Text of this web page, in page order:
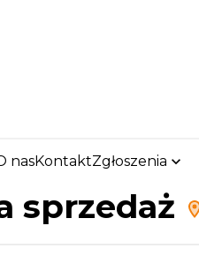
nasKontaktZgłoszenia
Sprzedaż Poddębice (gw)
sprzedaż